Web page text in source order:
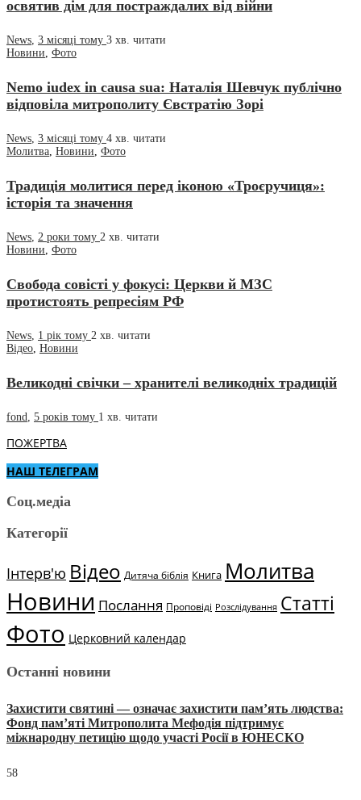
освятив дім для постраждалих від війни
News, 3 місяці тому 3 хв. читати
Новини, Фото
Nemo iudex in causa sua: Наталія Шевчук публічно
відповіла митрополиту Євстратію Зорі
News, 3 місяці тому 4 хв. читати
Молитва, Новини, Фото
Традиція молитися перед іконою «Троєручиця»:
історія та значення
News 2 роки тому 2 хв. читати
Новини Фото
Свобода совісті у фокусі: Церкви й МЗС
протистоять репресіям РФ
News 1 рік тому 2 хв. читати
Відео Новини
Великодні свічки – хранителі великодніх традицій
fond 5 років тому 1 хв. читати
ПОЖЕРТВА
НАШ ТЕЛЕГРАМ
Соц.медіа
Категорії
Інтерв'ю Відео Дитяча біблія Книга Молитва
Новини Послання Проповіді Розслідування Статті
Фото Церковний календар
Останні новини
Захистити святині — означає захистити пам’ять людства:
Фонд пам’яті Митрополита Мефодія підтримує
міжнародну петицію щодо участі Росії в ЮНЕСКО
58